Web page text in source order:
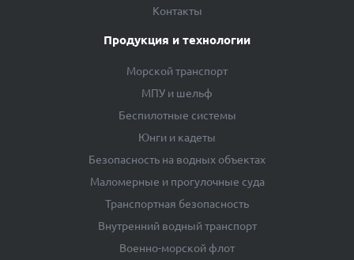
Контакты
Продукция и технологии
Морской транспорт
МПУ и шельф
Беспилотные системы
Юнги и кадеты
Безопасность на водных объектах
Маломерные и прогулочные суда
Транспортная безопасность
Внутренний водный транспорт
Военно-морской флот